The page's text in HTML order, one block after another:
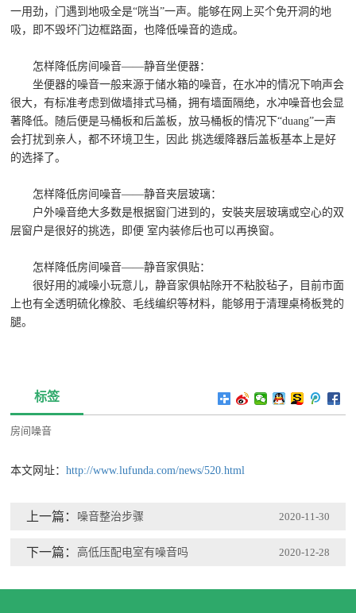
一用劲，门遇到地吸全是“咣当”一声。能够在网上买个免开洞的地
吸，即不毁坏门边框路面，也降低噪音的造成。
怎样降低房间噪音——静音坐便器：
坐便器的噪音一般来源于储水箱的噪音，在水冲的情况下响声会
很大，有标准考虑到做墙排式马桶，拥有墙面隔绝，水冲噪音也会显
著降低。随后便是马桶板和后盖板，放马桶板的情况下“duang”一声
会打扰到亲人，都不环境卫生，因此 挑选缓降器后盖板基本上是好
的选择了。
怎样降低房间噪音——静音夹层玻璃：
户外噪音绝大多数是根据窗门进到的，安裝夹层玻璃或空心的双
层窗户是很好的挑选，即便 室内装修后也可以再换窗。
怎样降低房间噪音——静音家俱贴：
很好用的减噪小玩意儿，静音家俱帖除开不粘胶毡子，目前市面
上也有全透明硫化橡胶、毛线编织等材料，能够用于清理桌椅板凳的
腿。
标签
房间噪音
本文网址：http://www.lufunda.com/news/520.html
上一篇： 噪音整治步骤 2020-11-30
下一篇：高低压配电室有噪音吗 2020-12-28